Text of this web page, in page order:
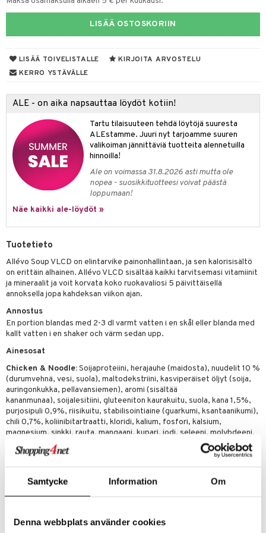
Samtycke Information Om
Denna webbplats använder cookies
LISÄÄ OSTOSKORIIN
LISÄÄ TOIVELISTALLE
KIRJOITA ARVOSTELU
KERRO YSTÄVÄLLE
ALE - on aika napsauttaa löydöt kotiin!
Tartu tilaisuuteen tehdä löytöjä suuresta
ALEstamme. Juuri nyt tarjoamme suuren
valikoiman jännittäviä tuotteita alennetuilla
hinnoilla!
Ale on voimassa 31.8.2026 asti mutta ole
nopea - suosikkituotteesi voivat päästä
loppumaan!
Näe kaikki ale-löydöt »
Tuotetieto
Allévo Soup VLCD on elintarvike painonhallintaan, ja sen kalorisisältö
on erittäin alhainen. Allévo VLCD sisältää kaikki tarvitsemasi vitamiinit
ja mineraalit ja voit korvata koko ruokavaliosi 5 päivittäisellä
annoksella jopa kahdeksan viikon ajan.
Annostus
En portion blandas med 2-3 dl varmt vatten i en skål eller blanda med
kallt vatten i en shaker och värm sedan upp.
Ainesosat
Chicken & Noodle:Soijaproteiini, herajauhe (maidosta), nuudelit 10 %
(durumvehnä, vesi, suola), maltodekstriini, kasviperäiset öljyt (soija,
auringonkukka, pellavansiemen), aromi (sisältää
kananmunaa), soijalesitiini, gluteeniton kaurakuitu, suola, kana 1,5%,
purjosipuli 0,9%, riisikuitu, stabilisointiaine (guarkumi, ksantaanikumi),
chili 0,7%, koliinibitartraatti, kloridi, kalium, fosfori, kalsium,
magnesium, sinkki, rauta, mangaani, kupari, jodi, seleeni, molybdeeni,
C-vitamiini, niasiini, E-vitamiini, pantoteenihappo, B2-vitamiini, B6-
vitamiini, B1-vitamiini, A-vitamiini, foolihappo, K-vitamiini, biotiini,D-
Potato & Leak:Soijaproteiini, herajauhe (maidosta), kasviperäiset
ksantaanikumi), suola, koliinibitartraatti, kloridi, kalium, fosfori,
kuorinta
intoleranssi
alentavat
rasvahapot
vahvistavat
säätelevät
helpottava
nenä & kurkku
K
energiaa
& vastauksia